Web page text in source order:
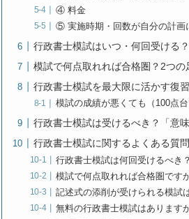
④ 料金
⑤ 実施時期・回数が自分の計画
行政書士模試はいつ・何回受ける
模試で何点取れれば合格圏？2つ
行政書士模試を最大限に活かす復
模試の成績が悪くても（100点
行政書士模試は受けるべき？「意
行政書士模試に関するよくある質問
行政書士模試は何回受けるべき？
模試で何点取れれば合格圏です
記述式の添削が受けられる模試
無料の行政書士模試はあります